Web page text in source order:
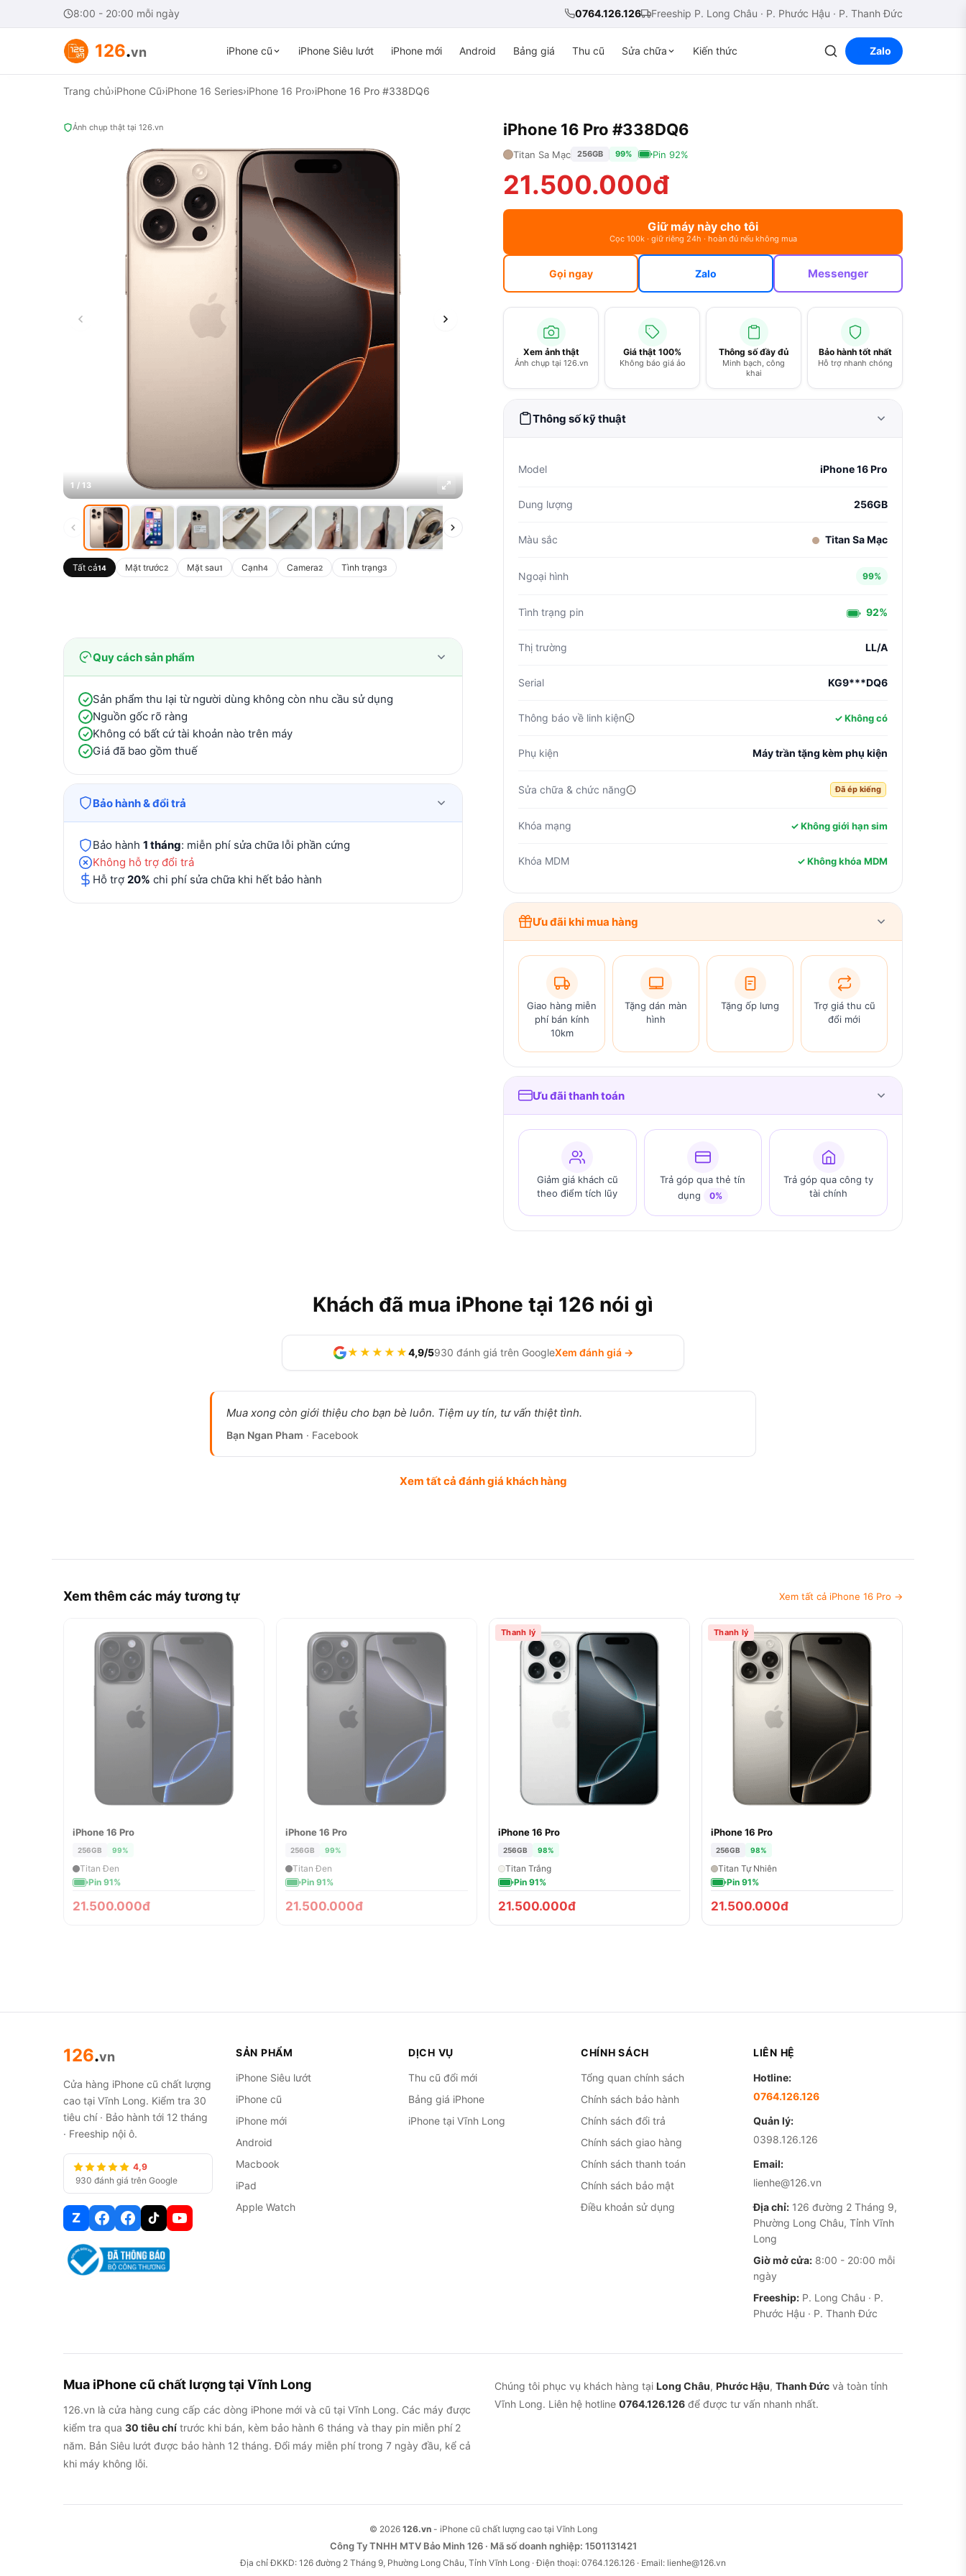
8:00 - 20:00 mỗi ngày 0764.126.126 Freeship P. Long Châu · P. Phước Hậu · P. Thanh Đức
126.vn iPhone cũ iPhone Siêu lướt iPhone mới Android Bảng giá Thu cũ Sửa chữa Kiến thức Zalo
Trang chủ›iPhone Cũ›iPhone 16 Series›iPhone 16 Pro›iPhone 16 Pro #338DQ6
Ảnh chụp thật tại 126.vn
1 / 13
Tất cả14 Mặt trước2 Mặt sau1 Cạnh4 Camera2 Tình trạng3
iPhone 16 Pro #338DQ6
Titan Sa Mạc 256GB 99% Pin 92%
21.500.000đ
Giữ máy này cho tôi
Cọc 100k · giữ riêng 24h · hoàn đủ nếu không mua
Gọi ngay Zalo Messenger
Xem ảnh thật
Ảnh chụp tại 126.vn
Giá thật 100%
Không báo giá ảo
Thông số đầy đủ
Minh bạch, công
khai
Bảo hành tốt nhất
Hỗ trợ nhanh chóng
Thông số kỹ thuật
Model iPhone 16 Pro
Dung lượng 256GB
Màu sắc Titan Sa Mạc
Ngoại hình 99%
Tình trạng pin 92%
Thị trường LL/A
Serial KG9***DQ6
Thông báo về linh kiện ✓ Không có
Phụ kiện Máy trần tặng kèm phụ kiện
Sửa chữa & chức năng Đã ép kiếng
Khóa mạng ✓ Không giới hạn sim
Khóa MDM ✓ Không khóa MDM
Ưu đãi khi mua hàng
Giao hàng miễn
phí bán kính
10km
Tặng dán màn
hình
Tặng ốp lưng
Trợ giá thu cũ
đổi mới
Ưu đãi thanh toán
Giảm giá khách cũ
theo điểm tích lũy
Trả góp qua thẻ tín
dụng
0%
Trả góp qua công ty
tài chính
Quy cách sản phẩm
Sản phẩm thu lại từ người dùng không còn nhu cầu sử dụng
Nguồn gốc rõ ràng
Không có bất cứ tài khoản nào trên máy
Giá đã bao gồm thuế
Bảo hành & đổi trả
Bảo hành 1 tháng: miễn phí sửa chữa lỗi phần cứng
Không hỗ trợ đổi trả
Hỗ trợ 20% chi phí sửa chữa khi hết bảo hành
Khách đã mua iPhone tại 126 nói gì
★★★★★4,9/5930 đánh giá trên GoogleXem đánh giá →
Mua xong còn giới thiệu cho bạn bè luôn. Tiệm uy tín, tư vấn thiệt tình.
Bạn Ngan Pham · Facebook
Xem tất cả đánh giá khách hàng
Xem thêm các máy tương tự Xem tất cả iPhone 16 Pro →
ĐÃ BÁN
iPhone 16 Pro
256GB 99%
Titan Đen
Pin 91%
21.500.000đ
ĐÃ BÁN
iPhone 16 Pro
256GB 99%
Titan Đen
Pin 91%
21.500.000đ
Thanh lý
iPhone 16 Pro
256GB 98%
Titan Trắng
Pin 91%
21.500.000đ
Thanh lý
iPhone 16 Pro
256GB 98%
Titan Tự Nhiên
Pin 91%
21.500.000đ
126.vn
Cửa hàng iPhone cũ chất lượng
cao tại Vĩnh Long. Kiểm tra 30
tiêu chí · Bảo hành tới 12 tháng
· Freeship nội ô.
4,9
930 đánh giá trên Google
Z
SẢN PHẨM
iPhone Siêu lướt
iPhone cũ
iPhone mới
Android
Macbook
iPad
Apple Watch
DỊCH VỤ
Thu cũ đổi mới
Bảng giá iPhone
iPhone tại Vĩnh Long
CHÍNH SÁCH
Tổng quan chính sách
Chính sách bảo hành
Chính sách đổi trả
Chính sách giao hàng
Chính sách thanh toán
Chính sách bảo mật
Điều khoản sử dụng
LIÊN HỆ
Hotline:
0764.126.126
Quản lý:
0398.126.126
Email:
lienhe@126.vn
Địa chỉ: 126 đường 2 Tháng 9,
Phường Long Châu, Tỉnh Vĩnh
Long
Giờ mở cửa: 8:00 - 20:00 mỗi
ngày
Freeship: P. Long Châu · P.
Phước Hậu · P. Thanh Đức
Mua iPhone cũ chất lượng tại Vĩnh Long
126.vn là cửa hàng cung cấp các dòng iPhone mới và cũ tại Vĩnh Long. Các máy được
kiểm tra qua 30 tiêu chí trước khi bán, kèm bảo hành 6 tháng và thay pin miễn phí 2
năm. Bản Siêu lướt được bảo hành 12 tháng. Đổi máy miễn phí trong 7 ngày đầu, kể cả
khi máy không lỗi.
Chúng tôi phục vụ khách hàng tại Long Châu, Phước Hậu, Thanh Đức và toàn tỉnh
Vĩnh Long. Liên hệ hotline 0764.126.126 để được tư vấn nhanh nhất.
© 2026 126.vn- iPhone cũ chất lượng cao tại Vĩnh Long
Công Ty TNHH MTV Bảo Minh 126 · Mã số doanh nghiệp: 1501131421
Địa chỉ ĐKKD: 126 đường 2 Tháng 9, Phường Long Châu, Tỉnh Vĩnh Long · Điện thoại: 0764.126.126 · Email: lienhe@126.vn